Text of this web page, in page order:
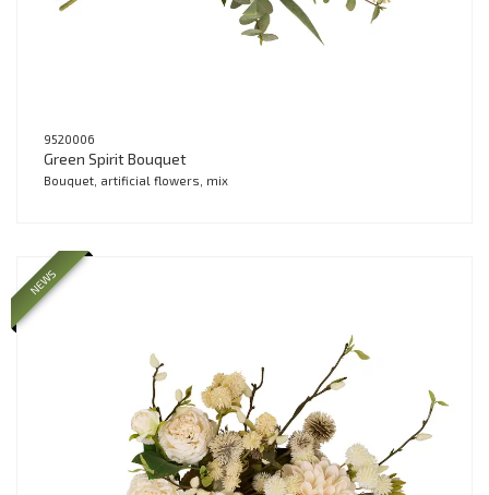
9520006
Green Spirit Bouquet
Bouquet, artificial flowers, mix
NEWS